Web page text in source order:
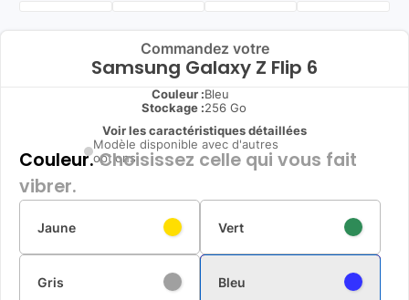
Commandez votre
Samsung Galaxy Z Flip 6
Couleur :Bleu
Stockage :256 Go
Voir les caractéristiques détaillées
Modèle disponible avec d'autres
options
Couleur.Choisissez celle qui vous fait
vibrer.
Jaune Vert
Gris Bleu